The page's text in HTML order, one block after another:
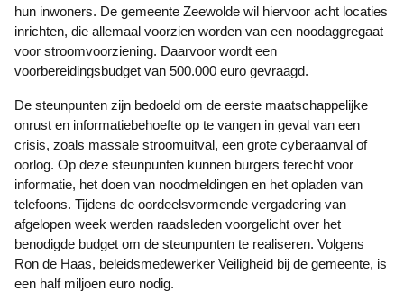
hun inwoners. De gemeente Zeewolde wil hiervoor acht locaties
inrichten, die allemaal voorzien worden van een noodaggregaat
voor stroomvoorziening. Daarvoor wordt een
voorbereidingsbudget van 500.000 euro gevraagd.
De steunpunten zijn bedoeld om de eerste maatschappelijke
onrust en informatiebehoefte op te vangen in geval van een
crisis, zoals massale stroomuitval, een grote cyberaanval of
oorlog. Op deze steunpunten kunnen burgers terecht voor
informatie, het doen van noodmeldingen en het opladen van
telefoons. Tijdens de oordeelsvormende vergadering van
afgelopen week werden raadsleden voorgelicht over het
benodigde budget om de steunpunten te realiseren. Volgens
Ron de Haas, beleidsmedewerker Veiligheid bij de gemeente, is
een half miljoen euro nodig.